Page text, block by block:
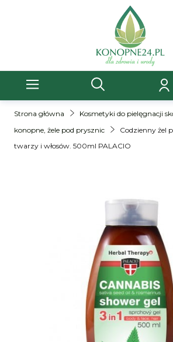
Strona główna Kosmetyki do pielęgnacji
konopne, żele pod prysznic
Codzienny żel
twarzy i włosów. 500ml PALACIO